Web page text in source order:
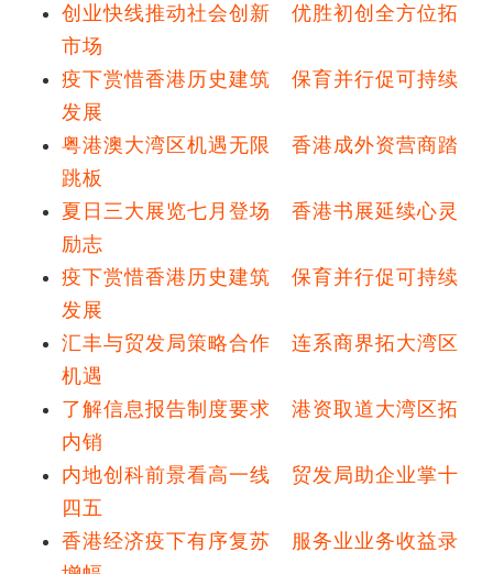
创业快线推动社会创新 优胜初创全方位拓
市场
疫下赏惜香港历史建筑 保育并行促可持续
发展
粤港澳大湾区机遇无限 香港成外资营商踏
跳板
夏日三大展览七月登场 香港书展延续心灵
励志
疫下赏惜香港历史建筑 保育并行促可持续
发展
汇丰与贸发局策略合作 连系商界拓大湾区
机遇
了解信息报告制度要求 港资取道大湾区拓
内销
内地创科前景看高一线 贸发局助企业掌十
四五
香港经济疫下有序复苏 服务业业务收益录